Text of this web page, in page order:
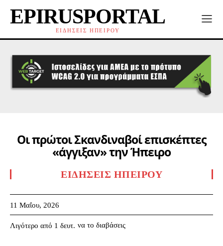
EPIRUSPORTAL
ΕΙΔΗΣΕΙΣ ΗΠΕΙΡΟΥ
Οι πρώτοι Σκανδιναβοί επισκέπτες
«άγγιξαν» την Ήπειρο
ΕΙΔΉΣΕΙΣ ΗΠΕΊΡΟΥ
11 Μαΐου, 2026
Λιγότερο από 1 δευτ. να το διαβάσεις